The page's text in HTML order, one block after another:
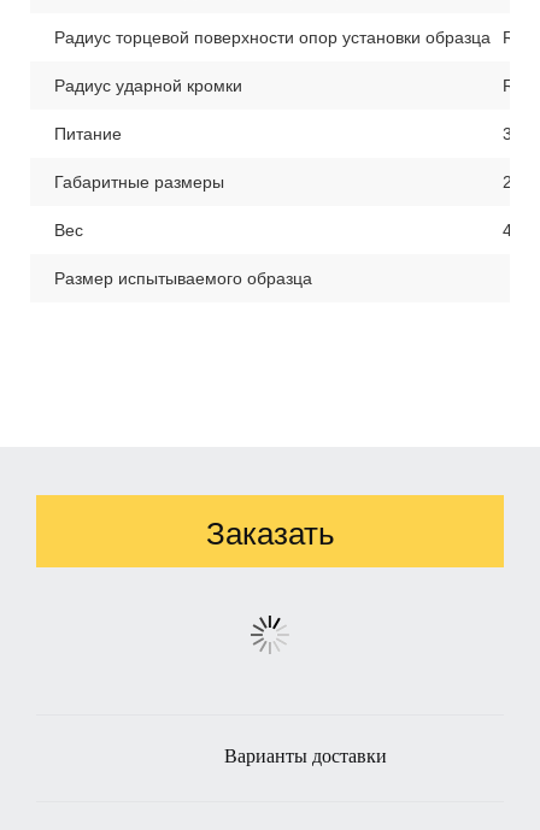
Радиус торцевой поверхности опор установки образца R1-
Радиус ударной кромки R2-
Питание
Габаритные размеры
Вес 450
Размер испытываемого образца
Заказать
Варианты доставки